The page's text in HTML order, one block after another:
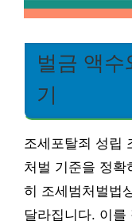
벌금 액수
기
조세포탈죄 성립
처벌 기준을 정확
히 조세범처벌법
달라집니다. 이